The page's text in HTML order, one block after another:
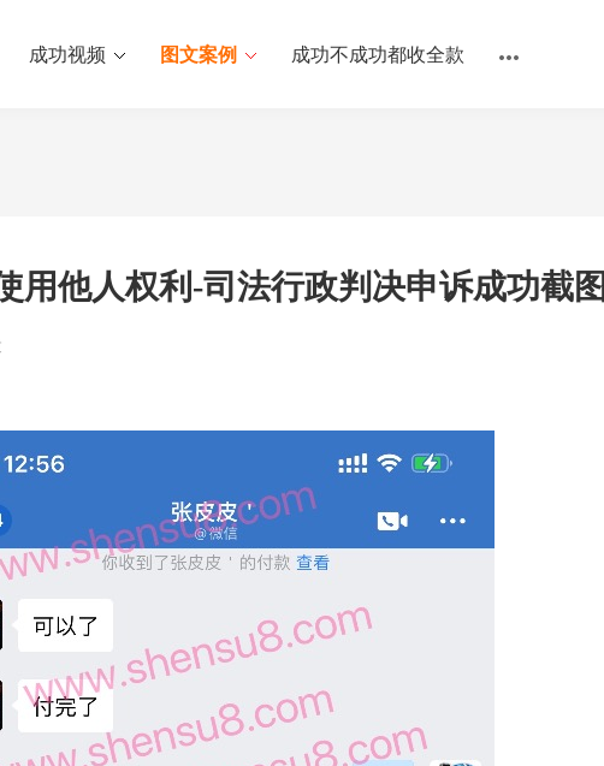
成功视频 图文案例 成功不成功都收全款
用他人权利-司法行政判决申诉成功截图